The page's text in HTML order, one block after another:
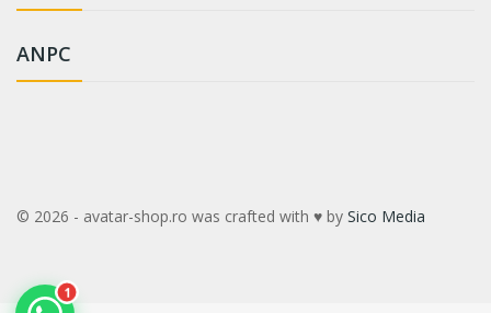
1
WhatsApp
ANPC
© 2026 - avatar-shop.ro was crafted with ♥ by Sico Media